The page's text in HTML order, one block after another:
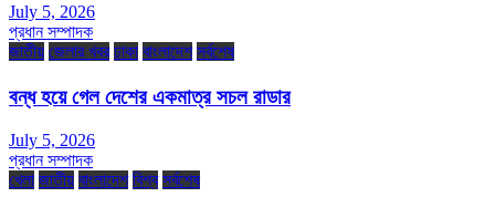
July 5, 2026
প্রধান সম্পাদক
জাতীয় জেলার খবর ঢাকা বাংলাদেশ সর্বশেষ
বন্ধ হয়ে গেল দেশের একমাত্র সচল রাডার
July 5, 2026
প্রধান সম্পাদক
খেলা জাতীয় বাংলাদেশ বিশ্ব সর্বশেষ